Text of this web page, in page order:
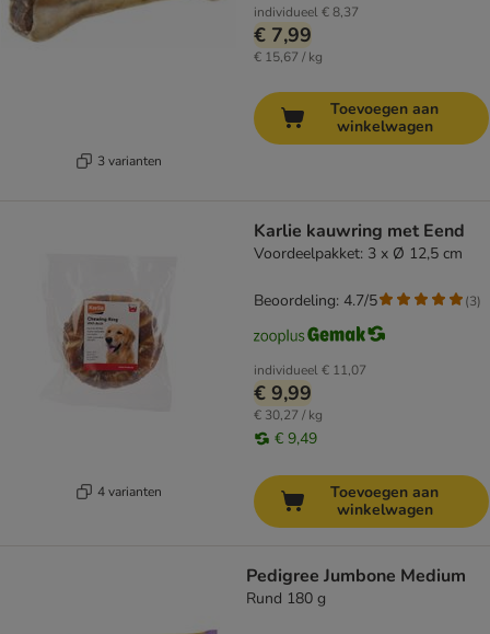
3 varianten
individueel€ 8,37
€ 7,99
€ 15,67 / kg
Toevoegen aan
winkelwagen
4 varianten
Karlie kauwring met Eend
Voordeelpakket: 3 x Ø 12,5 cm
individueel€ 11,07
€ 9,99
€ 30,27 / kg
€ 9,49
Beoordeling: 4.7/5 (3)
Toevoegen aan
winkelwagen
Pedigree Jumbone Medium
Rund 180 g